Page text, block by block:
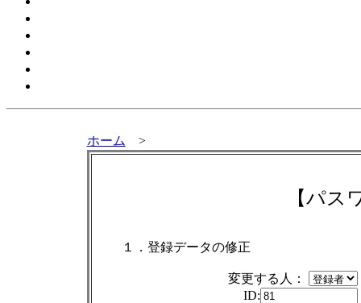
ホーム >
【パス
１．登録データの修正
変更する人：
ID: